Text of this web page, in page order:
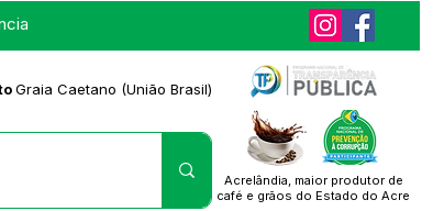
Graia Caetano (União Brasil)
Acrelândia, maior produtor de
café e grãos do Estado do Acre